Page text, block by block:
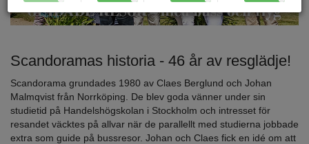
Scandoramas historia - 46 år av resglädje!
Scandorama grundades 1980 av Claes Berglund och Johan
Malmqvist från Norrköping. De blev goda vänner under sin
studietid på Handelshögskolan i Stockholm och intresset för
resandet väcktes på allvar när de parallellt med studierna jobbade
extra som guide på bussresor. Johan och Claes fick en idé om att